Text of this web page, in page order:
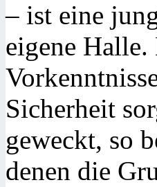
– ist eine
eigene
Sicherheit
geweckt, so
denen die